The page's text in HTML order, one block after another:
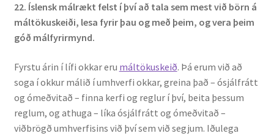
22. Íslensk málrækt felst í þvíað tala sem mest við börn á
máltökuskeiði, lesa fyrir þau og með þeim, og vera þeim
góð málfyrirmynd.
Fyrstu árin í lífi okkar eru máltökuskeið. Þá erum við að
soga í okkur málið í umhverfi okkar, greina það – ósjálfrátt
og ómeðvitað – finna kerfi og reglur í því, beita þessum
reglum, og athuga – líka ósjálfrátt og ómeðvitað –
viðbrögð umhverfisins við því sem við segjum. Iðulega